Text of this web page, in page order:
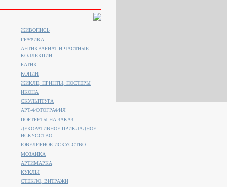
ЖИВОПИСЬ
ГРАФИКА
АНТИКВАРИАТ И ЧАСТНЫЕ
КОЛЛЕКЦИИ
БАТИК
КОПИИ
ЖИКЛЕ, ПРИНТЫ, ПОСТЕРЫ
ИКОНА
СКУЛЬПТУРА
АРТ-ФОТОГРАФИЯ
ПОРТРЕТЫ НА ЗАКАЗ
ДЕКОРАТИВНОЕ-ПРИКЛАДНОЕ
ИСКУССТВО
ЮВЕЛИРНОЕ ИСКУССТВО
МОЗАИКА
АРТИМАРКА
КУКЛЫ
СТЕКЛО, ВИТРАЖИ